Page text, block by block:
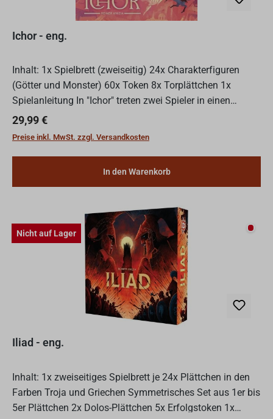
Ichor - eng.
Inhalt: 1x Spielbrett (zweiseitig) 24x Charakterfiguren
(Götter und Monster) 60x Token 8x Torplättchen 1x
Spielanleitung In "Ichor" treten zwei Spieler in einen
asymmetrischen Streit aus der griechischen Mythologie....
Regulärer Preis:
29,99 €
Preise inkl. MwSt. zzgl. Versandkosten
In den Warenkorb
Nicht auf Lager Nicht
Iliad - eng.
Inhalt: 1x zweiseitiges Spielbrett je 24x Plättchen in den
Farben Troja und Griechen Symmetrisches Set aus 1er bis
5er Plättchen 2x Dolos-Plättchen 5x Erfolgstoken 1x